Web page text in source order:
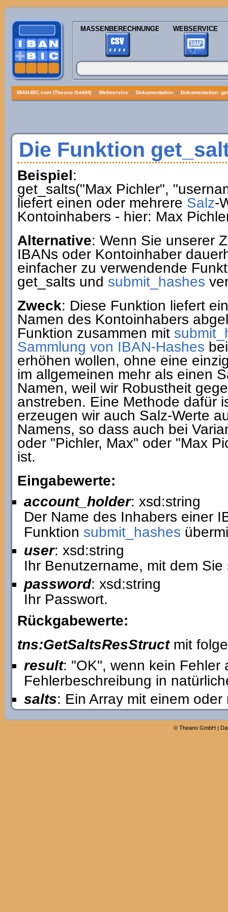
MASSENBERECHNUNGEN WEBSERVICE
IBAN-BIC.com (Theano GmbH) » Webservice » Dokumentation » Dokumentation:
Die Funktion
Beispiel:
get_salts("Max Pichler",
liefert einen oder mehrere Salz-
Kontoinhabers - hier: Max
Alternative: Wenn Sie unserer
IBANs oder Kontoinhaber
einfacher zu verwendende
get_salts und submit_hashes
Zweck: Diese Funktion liefert
Namen des Kontoinhabers
Funktion zusammen mit
Sammlung von IBAN-Hashes
erhöhen wollen, ohne eine
im allgemeinen mehr als einen
Namen, weil wir Robustheit
anstreben. Eine Methode dafür
erzeugen wir auch Salz-Werte
Namens, so dass auch bei
oder "Pichler, Max" oder "Max
ist.
Eingabewerte:
account_holder: xsd:string
Der Name des Inhabers einer
Funktion submit_hashes
user: xsd:string
Ihr Benutzername, mit dem
password: xsd:string
Ihr Passwort.
Rückgabewerte:
tns:GetSaltsResStructmit
result: "OK", wenn kein Fehler
Fehlerbeschreibung in
salts: Ein Array mit einem
© Theano GmbH |